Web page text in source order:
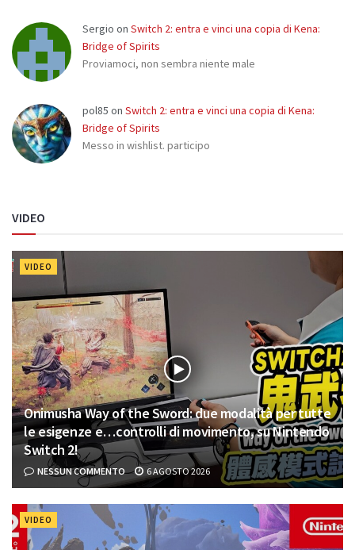
Sergio on Switch 2: entra e vinci una copia di Kena:
Bridge of Spirits
Proviamoci, non sembra niente male
pol85 on Switch 2: entra e vinci una copia di Kena:
Bridge of Spirits
Messo in wishlist. participo
VIDEO
VIDEO
Onimusha Way of the Sword: due modalità per tutte
le esigenze e…controlli di movimento, su Nintendo
Switch 2!
NESSUN COMMENTO 6 AGOSTO 2026
VIDEO